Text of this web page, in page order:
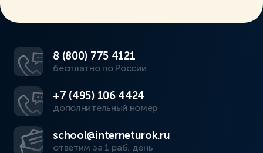
8 (800) 775 4121
бесплатно по России
+7 (495) 106 4424
дополнительный номер
school@interneturok.ru
ответим за 1 раб. день